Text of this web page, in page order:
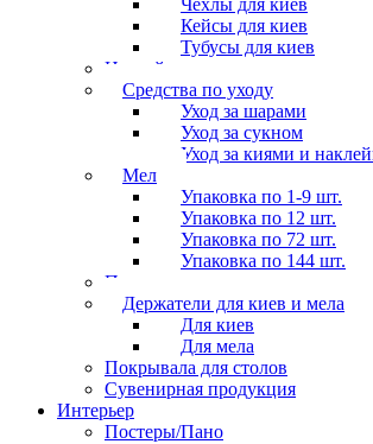
Кейсы для киев
Тубусы для киев
Наклейки
Средства по уходу
Уход за шарами
Уход за сукном
Уход за киями и
Мел
Упаковка по 1-9 шт.
Упаковка по 12 шт.
Упаковка по 72 шт.
Упаковка по 144 шт.
Перчатки
Держатели для киев и мела
Для киев
Для мела
Покрывала для столов
Сувенирная продукция
Интерьер
Постеры/Пано